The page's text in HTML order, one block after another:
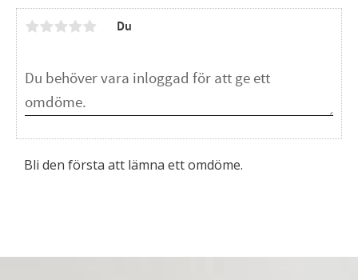
Du
Bli den första att lämna ett omdöme.